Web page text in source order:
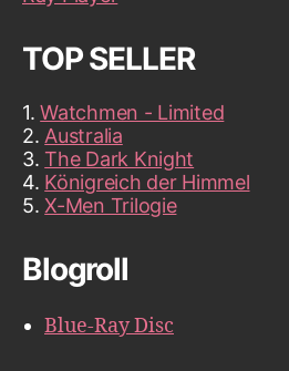
TOP SELLER
1.Watchmen - Limited
2. Australia
3.The Dark Knight
4. Königreich der Himmel
5.X-Men Trilogie
Blogroll
Blue-Ray Disc